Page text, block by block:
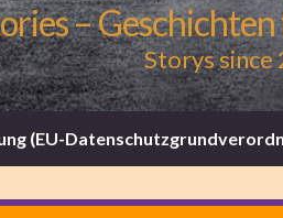
–
Storys since
(EU-